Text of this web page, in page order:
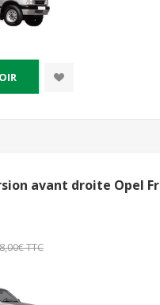
avant droite Opel
TTC